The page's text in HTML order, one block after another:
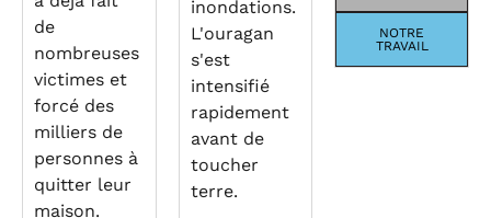
de
nombreuses
victimes et
forcé des
milliers de
personnes à
quitter leur
maison.
inondations.
L'ouragan
s'est
intensifié
rapidement
avant de
toucher
terre.
NOTRE
TRAVAIL